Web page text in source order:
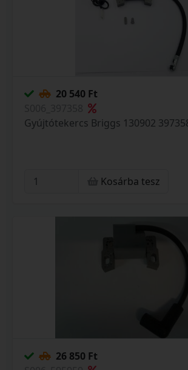
20 540 Ft
Gyújtótekercs Briggs 130902
Kosárba tesz
26 850 Ft